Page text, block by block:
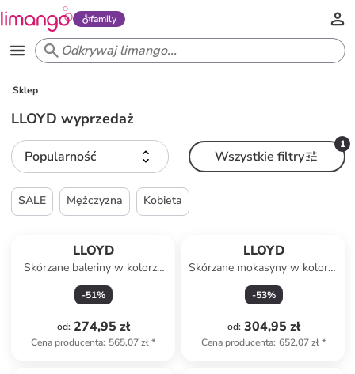
family
Sklep
LLOYD wyprzedaż
Popularność
1
Wszystkie filtry
SALE Mężczyzna Kobieta
LLOYD
Skórzane baleriny w kolorze
beżowo-granatowym
-51%
od: 274,95 zł
Cena producenta: 565,07 zł*
LLOYD
Skórzane mokasyny w kolorze
beżowym
-53%
od: 304,95 zł
Cena producenta: 652,07 zł*